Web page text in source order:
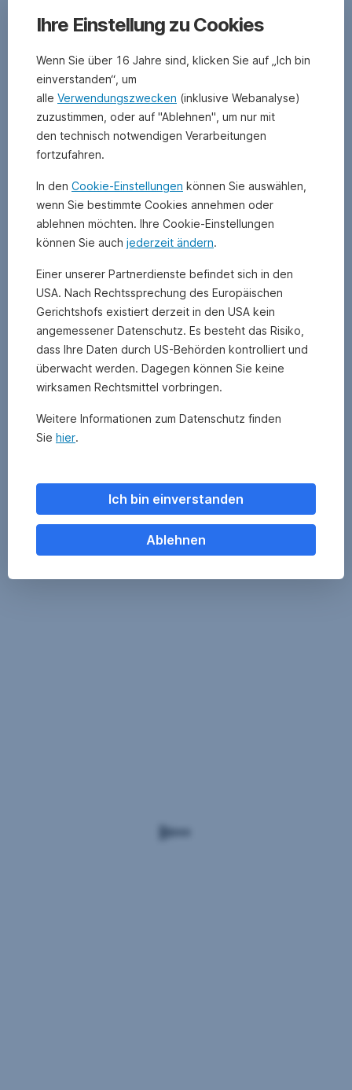
Das
könnte
auch
interessieren
Erste
Fonds-
ABC
EAM
Ihre Einstellung zu Cookies
Wenn Sie über 16 Jahre sind, klicken Sie auf „Ich bin
einverstanden“, um
alle Verwendungszwecken (inklusive Webanalyse)
zuzustimmen, oder auf "Ablehnen", um nur mit
den technisch notwendigen Verarbeitungen
fortzufahren.
In den Cookie-Einstellungen können Sie auswählen,
wenn Sie bestimmte Cookies annehmen oder
ablehnen möchten. Ihre Cookie-Einstellungen
können Sie auch jederzeit ändern.
Einer unserer Partnerdienste befindet sich in den
USA. Nach Rechtssprechung des Europäischen
Gerichtshofs existiert derzeit in den USA kein
angemessener Datenschutz. Es besteht das Risiko,
dass Ihre Daten durch US-Behörden kontrolliert und
überwacht werden. Dagegen können Sie keine
wirksamen Rechtsmittel vorbringen.
Weitere Informationen zum Datenschutz finden
Sie hier.
Ich bin einverstanden
Ablehnen